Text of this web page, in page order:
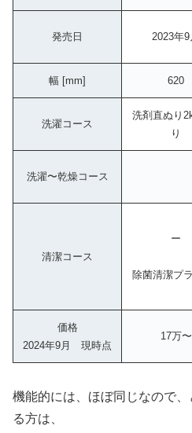
発売日 2023年9
幅 [mm] 620
洗濯コース
洗剤直ぬり
り
洗濯〜乾燥コース
清潔コース
ー
除菌清潔プ
価格
2024年9月 現時点
17万〜
機能的には、ほぼ同じなので
る方は、